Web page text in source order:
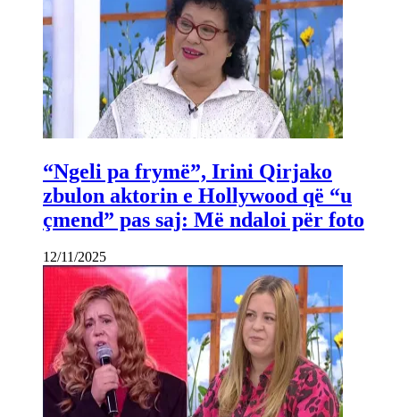
“Ngeli pa frymë”, Irini Qirjako
zbulon aktorin e Hollywood që “u
çmend” pas saj: Më ndaloi për foto
12/11/2025